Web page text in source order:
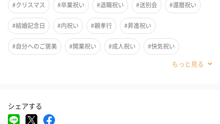
ブルー・グリーン・レッド・ライラックピンク・ラベンダ
ー・ミモザの6色からお選びいただけます
グリーン
#クリスマス #卒業祝い #退職祝い #送別会 #還暦祝い
#結婚記念日 #内祝い #親孝行 #昇進祝い
#自分へのご褒美 #開業祝い #成人祝い #快気祝い
#誕生日
#ホワイトデー
シェアする